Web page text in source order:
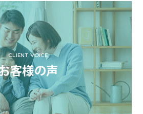
CLIENT VOICE
客様の声